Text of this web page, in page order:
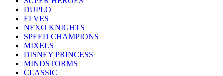
DUPLO
ELVES
NEXO KNIGHTS
SPEED CHAMPIONS
MIXELS
DISNEY PRINCESS
MINDSTORMS
CLASSIC